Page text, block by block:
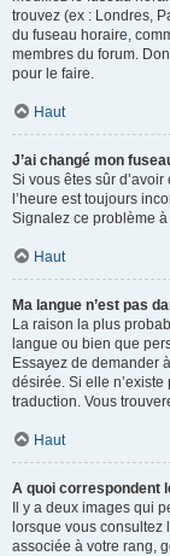
trouvez (ex : Londres,
du fuseau horaire,
membres du forum.
pour le faire.
Haut
J’ai changé mon
Si vous êtes sûr
l’heure est toujours
Signalez ce problème
Haut
Ma langue n’est pas
La raison la plus
langue ou bien que
Essayez de demander
désirée. Si elle
traduction. Vous
Haut
A quoi correspondent
Il y a deux images qui
lorsque vous consultez
associée à votre rang,